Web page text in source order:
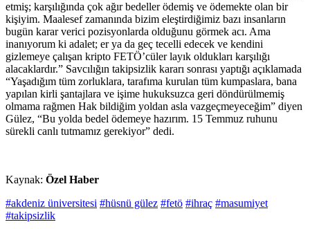
etmiş; karşılığında çok ağır bedeller ödemiş ve ödemekte olan bir
kişiyim. Maalesef zamanında bizim eleştirdiğimiz bazı insanların
bugün karar verici pozisyonlarda olduğunu görmek acı. Ama
inanıyorum ki adalet; er ya da geç tecelli edecek ve kendini
gizlemeye çalışan kripto FETÖ’cüler layık oldukları karşılığı
alacaklardır.” Savcılığın takipsizlik kararı sonrası yaptığı açıklamada
“Yaşadığım tüm zorluklara, tarafıma kurulan tüm kumpaslara, bana
yapılan kirli şantajlara ve işime hukuksuzca geri döndürülmemiş
olmama rağmen Hak bildiğim yoldan asla vazgeçmeyeceğim” diyen
Gülez, “Bu yolda bedel ödemeye hazırım. 15 Temmuz ruhunu
sürekli canlı tutmamız gerekiyor” dedi.
Kaynak: Özel Haber
#akdeniz üniversitesi #hüsnü gülez #fetö #ihraç #masumiyet
#takipsizlik